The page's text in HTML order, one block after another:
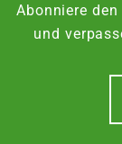
Abonniere
und